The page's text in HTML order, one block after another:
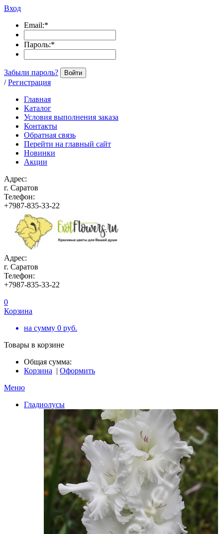
Вход
Email:*
Пароль:*
Забыли пароль? Войти
/ Регистрация
Главная
Каталог
Условия выполнения заказа
Контакты
Обратная связь
Перейти на главный сайт
Новинки
Акции
Адрес:
г. Саратов
Телефон:
+7987-835-33-22
Адрес:
г. Саратов
Телефон:
+7987-835-33-22
0
Корзина
на сумму 0 руб.
Товары в корзине
Общая сумма:
Корзина | Оформить
Меню
Гладиолусы